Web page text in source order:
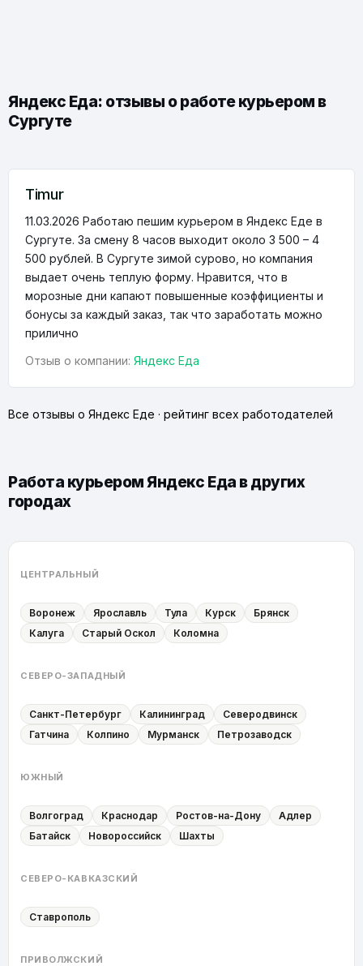
Яндекс Еда: отзывы о работе курьером в
Сургуте
Timur
11.03.2026 Работаю пешим курьером в Яндекс Еде в
Сургуте. За смену 8 часов выходит около 3 500 – 4
500 рублей. В Сургуте зимой сурово, но компания
выдает очень теплую форму. Нравится, что в
морозные дни капают повышенные коэффициенты и
бонусы за каждый заказ, так что заработать можно
прилично
Отзыв о компании: Яндекс Еда
Все отзывы о Яндекс Еде · рейтинг всех работодателей
Работа курьером Яндекс Еда в других
городах
ЦЕНТРАЛЬНЫЙ
Воронеж Ярославль Тула Курск
Брянск
Калуга
Старый Оскол Коломна
СЕВЕРО-ЗАПАДНЫЙ
Санкт-Петербург Калининград
Северодвинск
Гатчина
Колпино Мурманск Петрозаводск
ЮЖНЫЙ
Волгоград Краснодар Ростов-на-Дону
Адлер
Батайск
Новороссийск Шахты
СЕВЕРО-КАВКАЗСКИЙ
Ставрополь
ПРИВОЛЖСКИЙ